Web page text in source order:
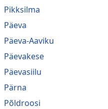
Pikksilma
Päeva
Päeva-Aaviku
Päevakese
Päevasiilu
Pärna
Põldroosi